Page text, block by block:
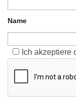
Name
Ich akzeptiere